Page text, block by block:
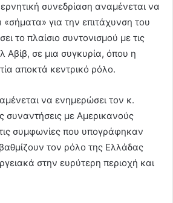
συνεδρίαση αναμένεται να
«σήματα» για την επιτάχυνση του
το πλαίσιο συντονισμού με τις
Αβίβ, σε μια συγκυρία, όπου η
αποκτά κεντρικό ρόλο.
να ενημερώσει τον κ.
συναντήσεις με Αμερικανούς
συμφωνίες που υπογράφηκαν
τον ρόλο της Ελλάδας
στην ευρύτερη περιοχή και